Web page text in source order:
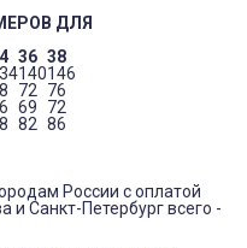
ДЛЯ
36 38
140146
72
76
69
72
82 86
России с оплатой
Санкт-Петербург всего -